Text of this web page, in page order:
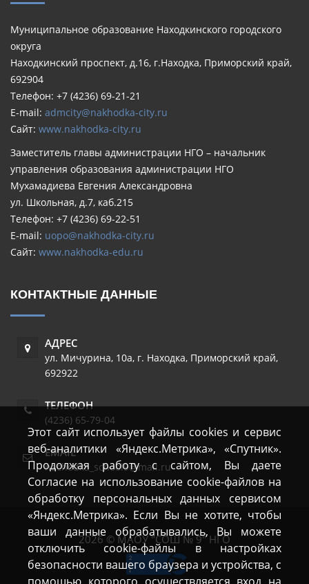
Этот сайт использует файлы cookies и сервис
веб-аналитики «Яндекс.Метрика», «Спутник».
Продолжая работу с сайтом, Вы даете
Согласие на использование cookie-файлов на
обработку персональных данных сервисом
«Яндекс.Метрика». Если Вы не хотите, чтобы
ваши данные обрабатывались, Вы можете
отключить cookie-файлы в настройках
безопасности вашего браузера и устройства, с
Муниципальное образование Находкинского городского
округа
Находкинский проспект, д.16, г.Находка, Приморский край,
692904
Телефон: +7 (4236) 69-21-21
E-mail: admcity@nakhodka-city.ru
Сайт: www.nakhodka-city.ru
Заместитель главы администрации НГО – начальник
управления образования администрации НГО
Мухамадиева Евгения Александровна
ул. Школьная, д.7, каб.215
Телефон: +7 (4236) 69-22-51
E-mail: uopo@nakhodka-city.ru
Сайт: www.nakhodka-edu.ru
КОНТАКТНЫЕ ДАННЫЕ
АДРЕС
ул. Мичурина, 10а, г. Находка, Приморский край,
692922
ТЕЛЕФОН
(4236) 65-79-04
EMAIL
nachodka_school9@mail.ru
2026 © МАОУ "СОШ № 9" НГО